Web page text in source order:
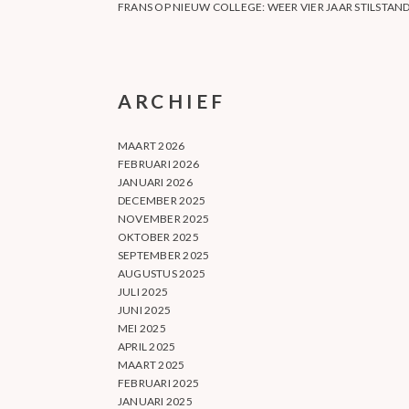
FRANS OPNIEUW COLLEGE: WEER VIER JAAR
ARCHIEF
MAART 2026
FEBRUARI 2026
JANUARI 2026
DECEMBER 2025
NOVEMBER 2025
OKTOBER 2025
SEPTEMBER 2025
AUGUSTUS 2025
JULI 2025
JUNI 2025
MEI 2025
APRIL 2025
MAART 2025
FEBRUARI 2025
JANUARI 2025